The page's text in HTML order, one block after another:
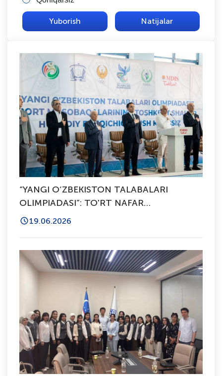
Natijalar
“YANGI O‘ZBEKISTON TALABALARI
OLIMPIADASI”: TO'RT NAFAR
SPORTCHIMIZ RESPUBLIKA BOSQICHIGA
19.06.2026